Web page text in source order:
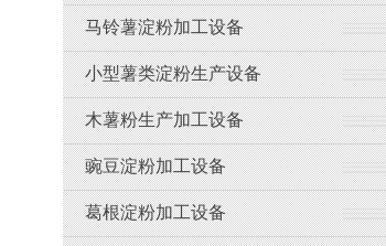
马铃薯淀粉加工设备
小型薯类淀粉生产设备
木薯粉生产加工设备
豌豆淀粉加工设备
葛根淀粉加工设备